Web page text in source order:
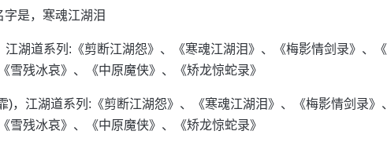
是，寒魂江湖泪
江湖道系列:《剪断江湖怨》、《寒魂江湖泪》、《梅影情剑录》、
雪残冰哀》、《中原魔侠》、《矫龙惊蛇录》
)，江湖道系列:《剪断江湖怨》、《寒魂江湖泪》、《梅影情剑录》
雪残冰哀》、《中原魔侠》、《矫龙惊蛇录》